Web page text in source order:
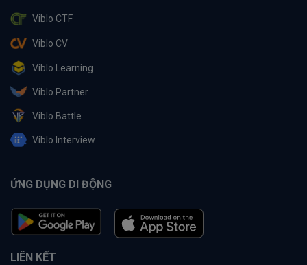
Viblo CTF
Viblo CV
Viblo Learning
Viblo Partner
Viblo Battle
Viblo Interview
ỨNG DỤNG DI ĐỘNG
LIÊN KẾT